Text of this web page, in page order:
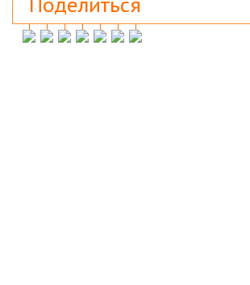
Защитился на 4!всего доброго
Инна М.
14.03.2018
Поделиться